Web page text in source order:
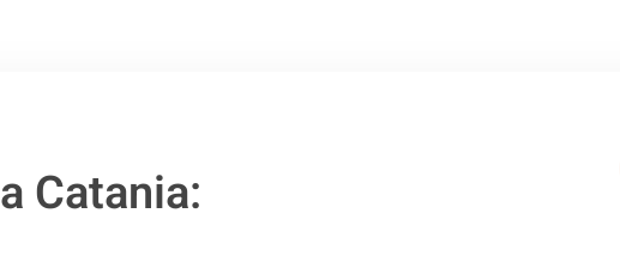
a Catania: